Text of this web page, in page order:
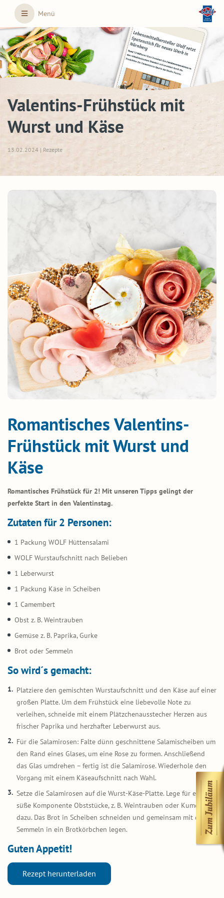
Skip to main content
Menü
Valentins-Frühstück mit
Wurst und Käse
13.02.2024 | Rezepte
Romantisches Valentins-
Frühstück mit Wurst und
Käse
Romantisches Frühstück für 2! Mit unseren Tipps gelingt der
perfekte Start in den Valentinstag.
Zutaten für 2 Personen:
1 Packung WOLF Hüttensalami
WOLF Wurstaufschnitt nach Belieben
1 Leberwurst
1 Packung Käse in Scheiben
1 Camembert
Obst z. B. Weintrauben
Gemüse z. B. Paprika, Gurke
Brot oder Semmeln
So wird´s gemacht:
Platziere den gemischten Wurstaufschnitt und den Käse auf einer
großen Platte. Um dem Frühstück eine liebevolle Note zu
verleihen, schneide mit einem Plätzchenausstecher Herzen aus
frischer Paprika und herzhafter Leberwurst aus.
Für die Salamirosen: Falte dünn geschnittene Salamischeiben um
den Rand eines Glases, um eine Rose zu formen. Anschließend
das Glas umdrehen – fertig ist die Salamirose. Wiederhole den
Vorgang mit einem Käseaufschnitt nach Wahl.
Setze die Salamirosen auf die Wurst-Käse-Platte. Lege für eine
süße Komponente Obststücke, z. B. Weintrauben oder Kumquats
dazu. Das Brot in Scheiben schneiden und gemeinsam mit den
Semmeln in ein Brotkörbchen legen.
Guten Appetit!
Rezept herunterladen